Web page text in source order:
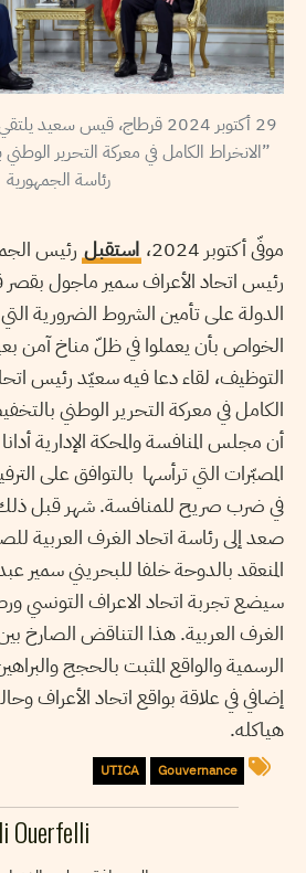
29 أكتوبر 2024 قرطاج، قيس
”الانخراط الكامل في معركة التحرير
رئاسة الجمهورية
موفّى أكتوبر 2024، استقبل رئيس
رئيس اتحاد الأعراف سمير ماجول
الدولة على تأمين الشروط الضرورية
الخواص بأن يعملوا في ظلّ مناخ آمن
التوظيف، لقاء دعا فيه سعيّد رئيس
الكامل في معركة التحرير الوطني
أن مجلس المنافسة والمحكة الإدارية
المصبّرات التي ترأسها بالتوافق على
في ضرب صريح للمنافسة. شهر قبل ذلك
صعد إلى رئاسة اتحاد الغرف العربية
المنعقد بالدوحة خلفا للبحريني سمير
سيضع تجربة اتحاد الاعراف التونسي
الغرف العربية. هذا التناقض الصارخ
الرسمية والواقع المثبت بالحجج
إضافي في علاقة بواقع اتحاد الأعراف
هياكله.
Gouvernance
UTICA
Ouerfelli